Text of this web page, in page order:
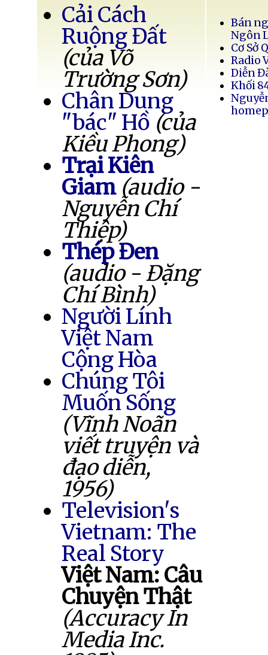
Cải Cách
Ruộng Đất
(của Võ
Trường Sơn)
Chân Dung
"bác" Hồ (của
Kiều Phong)
Trại Kiên
Giam (audio -
Nguyễn Chí
Thiệp)
Thép Đen
(audio - Đặng
Chí Bình)
Người Lính
Việt Nam
Cộng Hòa
Chúng Tôi
Muốn Sống
(Vĩnh Noãn
viết truyện và
đạo diễn,
1956)
Television's
Vietnam: The
Real Story
Việt Nam: Câu
Chuyện Thật
(Accuracy In
Media Inc.
Bán
Ngôn
Cơ Sở
Radio
Diễn
Khối